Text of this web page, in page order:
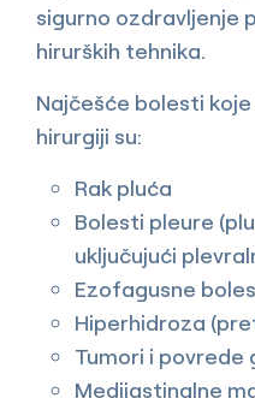
sigurno ozdravljenje
hirurških tehnika.
Najčešće bolesti
hirurgiji su:
Rak pluća
Bolesti pleure
uključujući
Ezofagusne
Hiperhidroza
Tumori i povrede
Medijastinalne